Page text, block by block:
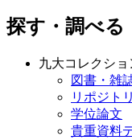
探す・調べる
九大コレクショ
図書・雑
リポジト
学位論文
貴重資料